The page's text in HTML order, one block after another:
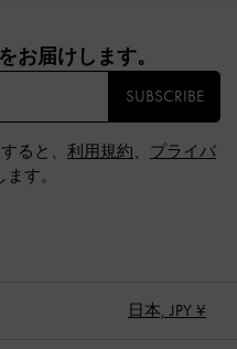
お届けします。​
SUBSCRIBE
ると、 利用規約、 プライバ
す。
日本, JPY ¥